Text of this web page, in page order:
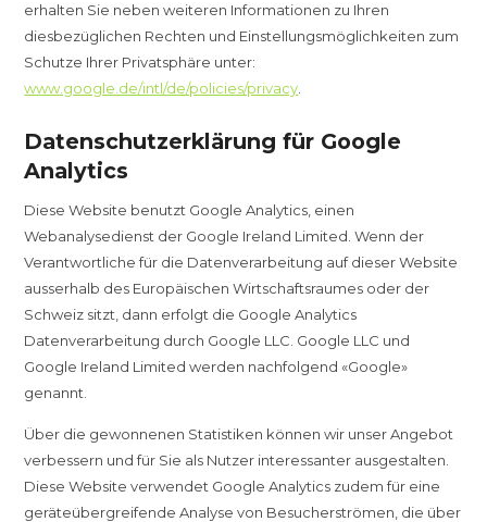
erhalten Sie neben weiteren Informationen zu Ihren
diesbezüglichen Rechten und Einstellungsmöglichkeiten zum
Schutze Ihrer Privatsphäre unter:
www.google.de/intl/de/policies/privacy.
Datenschutzerklärung für Google
Analytics
Diese Website benutzt Google Analytics, einen
Webanalysedienst der Google Ireland Limited. Wenn der
Verantwortliche für die Datenverarbeitung auf dieser Website
ausserhalb des Europäischen Wirtschaftsraumes oder der
Schweiz sitzt, dann erfolgt die Google Analytics
Datenverarbeitung durch Google LLC. Google LLC und
Google Ireland Limited werden nachfolgend «Google»
genannt.
Über die gewonnenen Statistiken können wir unser Angebot
verbessern und für Sie als Nutzer interessanter ausgestalten.
Diese Website verwendet Google Analytics zudem für eine
geräteübergreifende Analyse von Besucherströmen, die über